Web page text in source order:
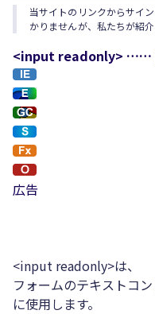
当サイトのリンクからサイ
かりませんが、私たちが紹
<input readonly> ……
広告
<input readonly>は、
フォームのテキストコ
に使用します。